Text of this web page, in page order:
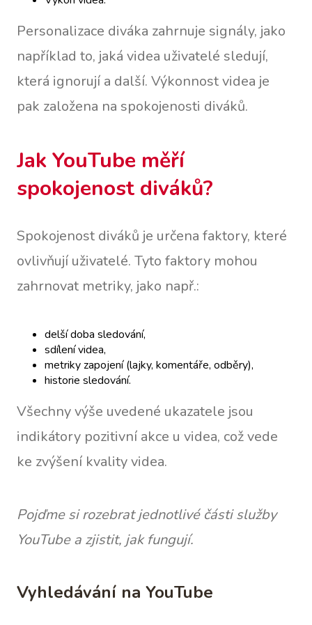
Personalizace diváka zahrnuje signály, jako
například to, jaká videa uživatelé sledují,
která ignorují a další. Výkonnost videa je
pak založena na spokojenosti diváků.
Jak YouTube měří
spokojenost diváků?
Spokojenost diváků je určena faktory, které
ovlivňují uživatelé. Tyto faktory mohou
zahrnovat metriky, jako např.:
delší doba sledování,
sdílení videa,
metriky zapojení (lajky, komentáře, odběry),
historie sledování.
Všechny výše uvedené ukazatele jsou
indikátory pozitivní akce u videa, což vede
ke zvýšení kvality videa.
Pojďme si rozebrat jednotlivé části služby
YouTube a zjistit, jak fungují.
Vyhledávání na YouTube